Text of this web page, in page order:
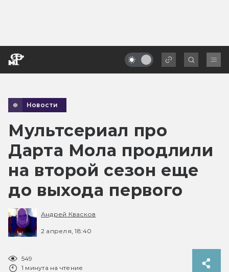
Новости
Мультсериал про
Дарта Мола продлили
на второй сезон еще
до выхода первого
Андрей Квасков
2 апреля, 18:40
549
1 минута на чтение